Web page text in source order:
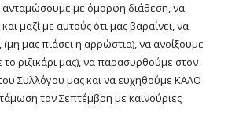
ανταμώσουμε με όμορφη διάθεση, να
μαζί με αυτούς ότι μας βαραίνει, να
μας πιάσει η αρρώστια), να ανοίξουμε
ριζικάρι μας), να παρασυρθούμε στον
Συλλόγου μας και να ευχηθούμε ΚΑΛΟ
τον Σεπτέμβρη με καινούριες